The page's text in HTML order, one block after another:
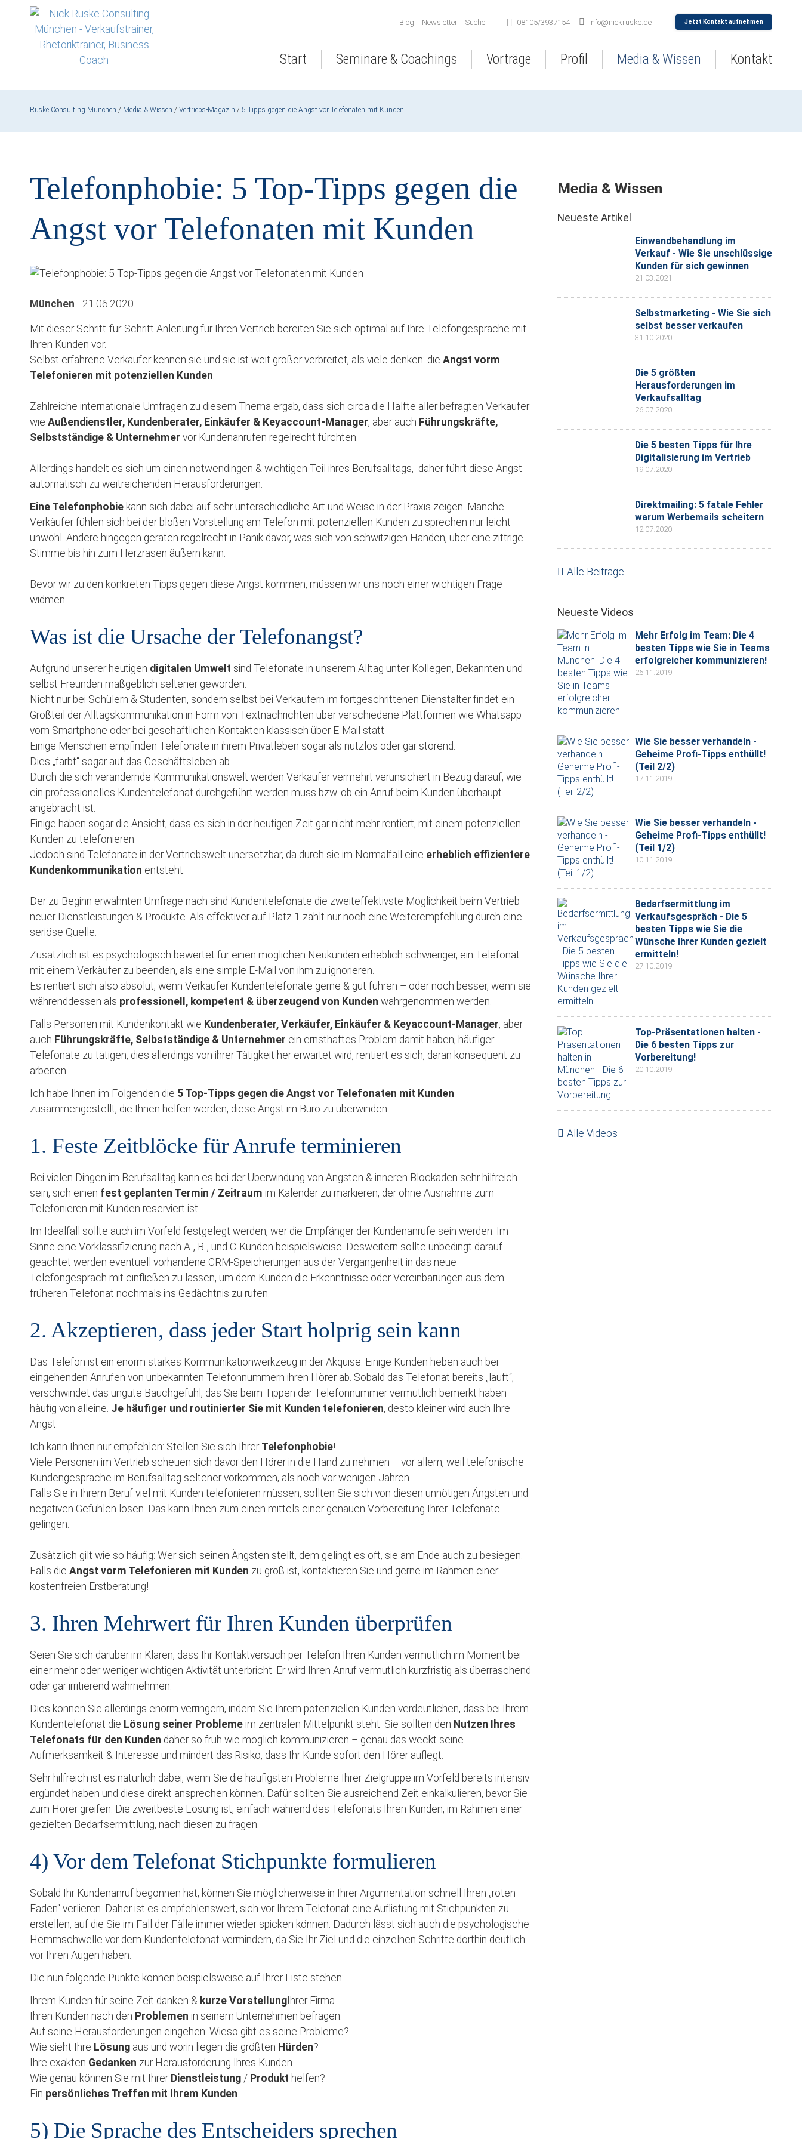
08105/3937154 info@nickruske.de Jetzt Kontakt aufnehmen
Navigation
Blog Newsletter Suche
Navigation
überspringen
Start Seminare & Coachings Vorträge Profil Media & Wissen Kontakt
Ruske Consulting München / Media & Wissen / Vertriebs-Magazin / 5 Tipps gegen die Angst vor Telefonaten mit Kunden
Telefonphobie: 5 Top-Tipps gegen die
Angst vor Telefonaten mit Kunden
München - 21.06.2020
Mit dieser Schritt-für-Schritt Anleitung für Ihren Vertrieb bereiten Sie sich optimal auf Ihre Telefongespräche mit
Ihren Kunden vor.
Selbst erfahrene Verkäufer kennen sie und sie ist weit größer verbreitet, als viele denken: die Angst vorm
Telefonieren mit potenziellen Kunden.
Zahlreiche internationale Umfragen zu diesem Thema ergab, dass sich circa die Hälfte aller befragten Verkäufer
wie Außendienstler, Kundenberater, Einkäufer & Keyaccount-Manager, aber auch Führungskräfte,
Selbstständige & Unternehmer vor Kundenanrufen regelrecht fürchten.
Allerdings handelt es sich um einen notwendingen & wichtigen Teil ihres Berufsalltags, daher führt diese Angst
automatisch zu weitreichenden Herausforderungen.
Eine Telefonphobie kann sich dabei auf sehr unterschiedliche Art und Weise in der Praxis zeigen. Manche
Verkäufer fühlen sich bei der bloßen Vorstellung am Telefon mit potenziellen Kunden zu sprechen nur leicht
unwohl. Andere hingegen geraten regelrecht in Panik davor, was sich von schwitzigen Händen, über eine zittrige
Stimme bis hin zum Herzrasen äußern kann.
Bevor wir zu den konkreten Tipps gegen diese Angst kommen, müssen wir uns noch einer wichtigen Frage
widmen
Was ist die Ursache der Telefonangst?
Aufgrund unserer heutigen digitalen Umwelt sind Telefonate in unserem Alltag unter Kollegen, Bekannten und
selbst Freunden maßgeblich seltener geworden.
Nicht nur bei Schülern & Studenten, sondern selbst bei Verkäufern im fortgeschrittenen Dienstalter findet ein
Großteil der Alltagskommunikation in Form von Textnachrichten über verschiedene Plattformen wie Whatsapp
vom Smartphone oder bei geschäftlichen Kontakten klassisch über E-Mail statt.
Einige Menschen empfinden Telefonate in ihrem Privatleben sogar als nutzlos oder gar störend.
Dies „färbt“ sogar auf das Geschäftsleben ab.
Durch die sich verändernde Kommunikationswelt werden Verkäufer vermehrt verunsichert in Bezug darauf, wie
ein professionelles Kundentelefonat durchgeführt werden muss bzw. ob ein Anruf beim Kunden überhaupt
angebracht ist.
Einige haben sogar die Ansicht, dass es sich in der heutigen Zeit gar nicht mehr rentiert, mit einem potenziellen
Kunden zu telefonieren.
Jedoch sind Telefonate in der Vertriebswelt unersetzbar, da durch sie im Normalfall eine erheblich effizientere
Kundenkommunikation entsteht.
Der zu Beginn erwähnten Umfrage nach sind Kundentelefonate die zweiteffektivste Möglichkeit beim Vertrieb
neuer Dienstleistungen & Produkte. Als effektiver auf Platz 1 zählt nur noch eine Weiterempfehlung durch eine
seriöse Quelle.
Zusätzlich ist es psychologisch bewertet für einen möglichen Neukunden erheblich schwieriger, ein Telefonat
mit einem Verkäufer zu beenden, als eine simple E-Mail von ihm zu ignorieren.
Es rentiert sich also absolut, wenn Verkäufer Kundentelefonate gerne & gut führen – oder noch besser, wenn sie
währenddessen als professionell, kompetent & überzeugend von Kunden wahrgenommen werden.
Falls Personen mit Kundenkontakt wie Kundenberater, Verkäufer, Einkäufer & Keyaccount-Manager, aber
auch Führungskräfte, Selbstständige & Unternehmer ein ernsthaftes Problem damit haben, häufiger
Telefonate zu tätigen, dies allerdings von ihrer Tätigkeit her erwartet wird, rentiert es sich, daran konsequent zu
arbeiten.
Ich habe Ihnen im Folgenden die 5 Top-Tipps gegen die Angst vor Telefonaten mit Kunden
zusammengestellt, die Ihnen helfen werden, diese Angst im Büro zu überwinden:
1. Feste Zeitblöcke für Anrufe terminieren
Bei vielen Dingen im Berufsalltag kann es bei der Überwindung von Ängsten & inneren Blockaden sehr hilfreich
sein, sich einen fest geplanten Termin / Zeitraum im Kalender zu markieren, der ohne Ausnahme zum
Telefonieren mit Kunden reserviert ist.
Im Idealfall sollte auch im Vorfeld festgelegt werden, wer die Empfänger der Kundenanrufe sein werden. Im
Sinne eine Vorklassifizierung nach A-, B-, und C-Kunden beispielsweise. Desweitern sollte unbedingt darauf
geachtet werden eventuell vorhandene CRM-Speicherungen aus der Vergangenheit in das neue
Telefongespräch mit einfließen zu lassen, um dem Kunden die Erkenntnisse oder Vereinbarungen aus dem
früheren Telefonat nochmals ins Gedächtnis zu rufen.
2. Akzeptieren, dass jeder Start holprig sein kann
Das Telefon ist ein enorm starkes Kommunikationwerkzeug in der Akquise. Einige Kunden heben auch bei
eingehenden Anrufen von unbekannten Telefonnummern ihren Hörer ab. Sobald das Telefonat bereits „läuft“,
verschwindet das ungute Bauchgefühl, das Sie beim Tippen der Telefonnummer vermutlich bemerkt haben
häufig von alleine. Je häufiger und routinierter Sie mit Kunden telefonieren, desto kleiner wird auch Ihre
Angst.
Ich kann Ihnen nur empfehlen: Stellen Sie sich Ihrer Telefonphobie!
Viele Personen im Vertrieb scheuen sich davor den Hörer in die Hand zu nehmen – vor allem, weil telefonische
Kundengespräche im Berufsalltag seltener vorkommen, als noch vor wenigen Jahren.
Falls Sie in Ihrem Beruf viel mit Kunden telefonieren müssen, sollten Sie sich von diesen unnötigen Ängsten und
negativen Gefühlen lösen. Das kann Ihnen zum einen mittels einer genauen Vorbereitung Ihrer Telefonate
gelingen.
Zusätzlich gilt wie so häufig: Wer sich seinen Ängsten stellt, dem gelingt es oft, sie am Ende auch zu besiegen.
Falls die Angst vorm Telefonieren mit Kunden zu groß ist, kontaktieren Sie und gerne im Rahmen einer
kostenfreien Erstberatung!
3. Ihren Mehrwert für Ihren Kunden überprüfen
Seien Sie sich darüber im Klaren, dass Ihr Kontaktversuch per Telefon Ihren Kunden vermutlich im Moment bei
einer mehr oder weniger wichtigen Aktivität unterbricht. Er wird Ihren Anruf vermutlich kurzfristig als überraschend
oder gar irritierend wahrnehmen.
Dies können Sie allerdings enorm verringern, indem Sie Ihrem potenziellen Kunden verdeutlichen, dass bei Ihrem
Kundentelefonat die Lösung seiner Probleme im zentralen Mittelpunkt steht. Sie sollten den Nutzen Ihres
Telefonats für den Kunden daher so früh wie möglich kommunizieren – genau das weckt seine
Aufmerksamkeit & Interesse und mindert das Risiko, dass Ihr Kunde sofort den Hörer auflegt.
Sehr hilfreich ist es natürlich dabei, wenn Sie die häufigsten Probleme Ihrer Zielgruppe im Vorfeld bereits intensiv
ergündet haben und diese direkt ansprechen können. Dafür sollten Sie ausreichend Zeit einkalkulieren, bevor Sie
zum Hörer greifen. Die zweitbeste Lösung ist, einfach während des Telefonats Ihren Kunden, im Rahmen einer
gezielten Bedarfsermittlung, nach diesen zu fragen.
4) Vor dem Telefonat Stichpunkte formulieren
Sobald Ihr Kundenanruf begonnen hat, können Sie möglicherweise in Ihrer Argumentation schnell Ihren „roten
Faden“ verlieren. Daher ist es empfehlenswert, sich vor Ihrem Telefonat eine Auflistung mit Stichpunkten zu
erstellen, auf die Sie im Fall der Fälle immer wieder spicken können. Dadurch lässt sich auch die psychologische
Hemmschwelle vor dem Kundentelefonat vermindern, da Sie Ihr Ziel und die einzelnen Schritte dorthin deutlich
vor Ihren Augen haben.
Die nun folgende Punkte können beispielsweise auf Ihrer Liste stehen:
Ihrem Kunden für seine Zeit danken & kurze Vorstellung Ihrer Firma.
Ihren Kunden nach den Problemen in seinem Unternehmen befragen.
Auf seine Herausforderungen eingehen: Wieso gibt es seine Probleme?
Wie sieht Ihre Lösung aus und worin liegen die größten Hürden?
Ihre exakten Gedanken zur Herausforderung Ihres Kunden.
Wie genau können Sie mit Ihrer Dienstleistung / Produkt helfen?
Ein persönliches Treffen mit Ihrem Kunden
5) Die Sprache des Entscheiders sprechen
Media & Wissen
Neueste Artikel
Einwandbehandlung im
Verkauf - Wie Sie unschlüssige
Kunden für sich gewinnen
21.03.2021
Selbstmarketing - Wie Sie sich
selbst besser verkaufen
31.10.2020
Die 5 größten
Herausforderungen im
Verkaufsalltag
26.07.2020
Die 5 besten Tipps für Ihre
Digitalisierung im Vertrieb
19.07.2020
Direktmailing: 5 fatale Fehler
warum Werbemails scheitern
12.07.2020
Alle Beiträge
Neueste Videos
Mehr Erfolg im Team: Die 4
besten Tipps wie Sie in Teams
erfolgreicher kommunizieren!
26.11.2019
Wie Sie besser verhandeln -
Geheime Profi-Tipps enthüllt!
(Teil 2/2)
17.11.2019
Wie Sie besser verhandeln -
Geheime Profi-Tipps enthüllt!
(Teil 1/2)
10.11.2019
Bedarfsermittlung im
Verkaufsgespräch - Die 5
besten Tipps wie Sie die
Wünsche Ihrer Kunden gezielt
ermitteln!
27.10.2019
Top-Präsentationen halten -
Die 6 besten Tipps zur
Vorbereitung!
20.10.2019
Alle Videos